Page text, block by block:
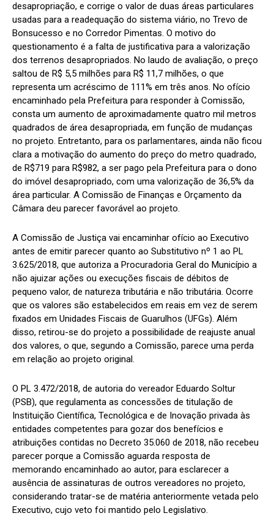
desapropriação, e corrige o valor de duas áreas particulares
usadas para a readequação do sistema viário, no Trevo de
Bonsucesso e no Corredor Pimentas. O motivo do
questionamento é a falta de justificativa para a valorização
dos terrenos desapropriados. No laudo de avaliação, o preço
saltou de R$ 5,5 milhões para R$ 11,7 milhões, o que
representa um acréscimo de 111% em três anos. No ofício
encaminhado pela Prefeitura para responder à Comissão,
consta um aumento de aproximadamente quatro mil metros
quadrados de área desapropriada, em função de mudanças
no projeto. Entretanto, para os parlamentares, ainda não ficou
clara a motivação do aumento do preço do metro quadrado,
de R$719 para R$982, a ser pago pela Prefeitura para o dono
do imóvel desapropriado, com uma valorização de 36,5% da
área particular. A Comissão de Finanças e Orçamento da
Câmara deu parecer favorável ao projeto.
A Comissão de Justiça vai encaminhar ofício ao Executivo
antes de emitir parecer quanto ao Substitutivo nº 1 ao PL
3.625/2018, que autoriza a Procuradoria Geral do Município a
não ajuizar ações ou execuções fiscais de débitos de
pequeno valor, de natureza tributária e não tributária. Ocorre
que os valores são estabelecidos em reais em vez de serem
fixados em Unidades Fiscais de Guarulhos (UFGs). Além
disso, retirou-se do projeto a possibilidade de reajuste anual
dos valores, o que, segundo a Comissão, parece uma perda
em relação ao projeto original.
O PL 3.472/2018, de autoria do vereador Eduardo Soltur
(PSB), que regulamenta as concessões de titulação de
Instituição Científica, Tecnológica e de Inovação privada às
entidades competentes para gozar dos benefícios e
atribuições contidas no Decreto 35.060 de 2018, não recebeu
parecer porque a Comissão aguarda resposta de
memorando encaminhado ao autor, para esclarecer a
ausência de assinaturas de outros vereadores no projeto,
considerando tratar-se de matéria anteriormente vetada pelo
Executivo, cujo veto foi mantido pelo Legislativo.